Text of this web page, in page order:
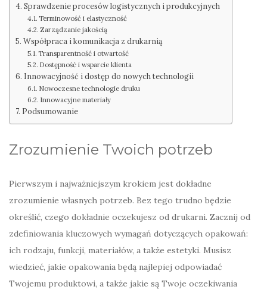
Sprawdzenie procesów logistycznych i produkcyjnych
Terminowość i elastyczność
Zarządzanie jakością
Współpraca i komunikacja z drukarnią
Transparentność i otwartość
Dostępność i wsparcie klienta
Innowacyjność i dostęp do nowych technologii
Nowoczesne technologie druku
Innowacyjne materiały
Podsumowanie
Zrozumienie Twoich potrzeb
Pierwszym i najważniejszym krokiem jest dokładne
zrozumienie własnych potrzeb. Bez tego trudno będzie
określić, czego dokładnie oczekujesz od drukarni. Zacznij od
zdefiniowania kluczowych wymagań dotyczących opakowań:
ich rodzaju, funkcji, materiałów, a także estetyki. Musisz
wiedzieć, jakie opakowania będą najlepiej odpowiadać
Twojemu produktowi, a także jakie są Twoje oczekiwania